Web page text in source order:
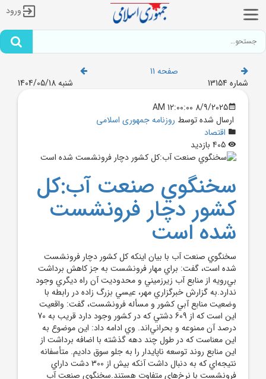
ورود
صفحه 11
شماره 13154
شنبه 1404/05/18
8/9/2025 12:00:00 AM
ارسال شده توسط روزنامه جمهوری اسلامی
اقتصاد
سخنگوي صنعت آب:کل
کشور دچار فرونشست
شده است
سخنگوي صنعت آب با بيان اينکه کل کشور دچار فرونشست
شده است، گفت: براي مهار فرونشست به جز کاهش برداشت
بي‌رويه از منابع آب زيرزميني و محدوديت آن راه ديگري وجود
ندارد.به گزارش خبرگزاري مهر، عيسي بزرگ زاده در رابطه با
وضعيت منابع آبي کشور و مسأله فرونشست، گفت: واقعيت
اين است که از 609 دشتي که در کشور وجود دارد قريب به 70
درصد آن ممنوعه و بحراني‌اند. وي ادامه داد: اين موضوع به
اين معناست که در طول چند دهه گذشته با اضافه برداشت از
اين منابع روند توسعه ناپايدار را به جلو سوق داديم. متأسفانه
نتيجه‌اي که به دنبال داشت آنکه بيش از 300 دشت داراي
فرونشست با نرخ‌هاي متفاوت هستند.سخنگوي صنعت آب